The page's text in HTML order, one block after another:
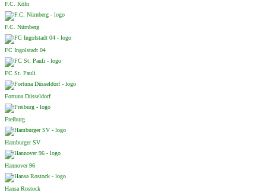
F.C. Köln
F.C. Nürnberg
FC Ingolstadt 04
FC St. Pauli
Fortuna Düsseldorf
Freiburg
Hamburger SV
Hannover 96
Hansa Rostock